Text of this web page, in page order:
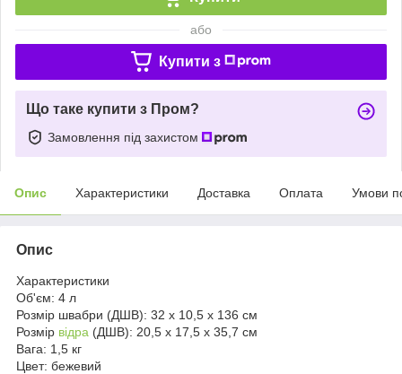
або
Купити з
Що таке купити з Пром?
Замовлення під захистом
Опис Характеристики Доставка Оплата Умови
Опис
Характеристики
Об'єм: 4 л
Розмір швабри (ДШВ): 32 х 10,5 х 136 см
Розмір відра (ДШВ): 20,5 х 17,5 х 35,7 см
Вага: 1,5 кг
Цвет: бежевий